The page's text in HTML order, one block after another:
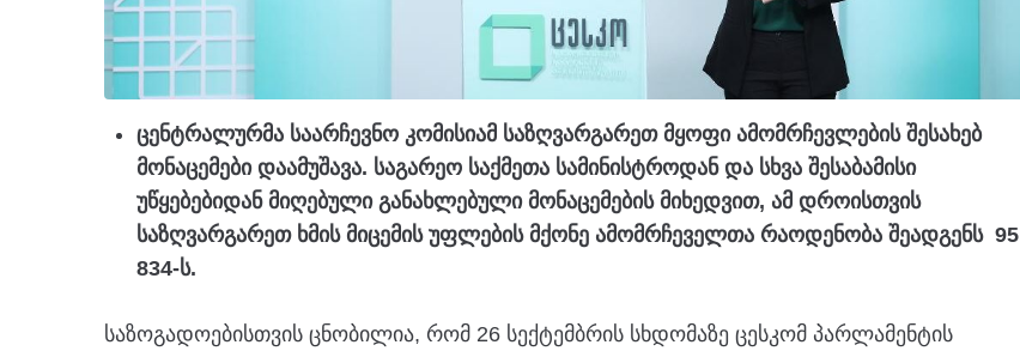
ცენტრალურმა საარჩევნო კომისიამ საზღვარგარეთ მყოფი ამომრჩევლების შესახებ
მონაცემები დაამუშავა. საგარეო საქმეთა სამინისტროდან და სხვა შესაბამისი
უწყებებიდან მიღებული განახლებული მონაცემების მიხედვით, ამ დროისთვის
საზღვარგარეთ ხმის მიცემის უფლების მქონე ამომრჩეველთა რაოდენობა შეადგენს 95
834-ს.
საზოგადოებისთვის ცნობილია, რომ 26 სექტემბრის სხდომაზე ცესკომ პარლამენტის